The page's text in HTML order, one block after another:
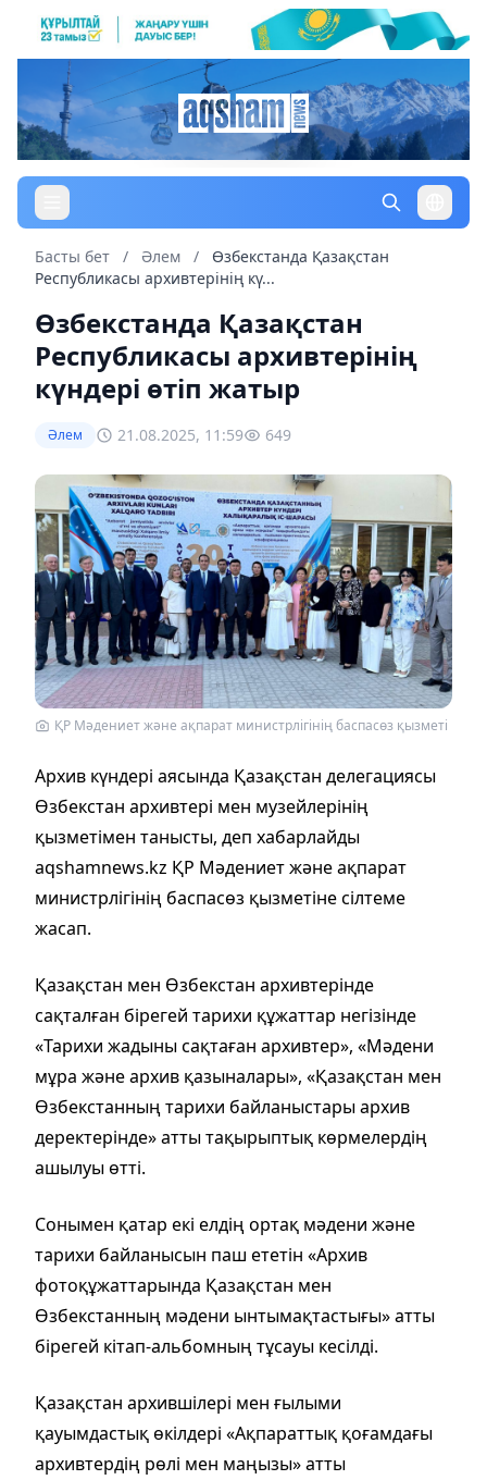
Басты бет / Әлем /
Өзбекстанда Қазақстан
Республикасы архивтерінің кү...
Өзбекстанда Қазақстан
Республикасы архивтерінің
күндері өтіп жатыр
Әлем 21.08.2025, 11:59 649
ҚР Мәдениет және ақпарат министрлігінің баспасөз қызметі
Архив күндері аясында Қазақстан делегациясы
Өзбекстан архивтері мен музейлерінің
қызметімен танысты, деп хабарлайды
aqshamnews.kz ҚР Мәдениет және ақпарат
министрлігінің баспасөз қызметіне сілтеме
жасап.
Қазақстан мен Өзбекстан архивтерінде
сақталған бірегей тарихи құжаттар негізінде
«Тарихи жадыны сақтаған архивтер», «Мәдени
мұра және архив қазыналары», «Қазақстан мен
Өзбекстанның тарихи байланыстары архив
деректерінде» атты тақырыптық көрмелердің
ашылуы өтті.
Сонымен қатар екі елдің ортақ мәдени және
тарихи байланысын паш ететін «Архив
фотоқұжаттарында Қазақстан мен
Өзбекстанның мәдени ынтымақтастығы» атты
бірегей кітап-альбомның тұсауы кесілді.
Қазақстан архившілері мен ғылыми
қауымдастық өкілдері «Ақпараттық қоғамдағы
архивтердің рөлі мен маңызы» атты